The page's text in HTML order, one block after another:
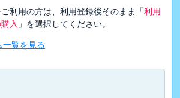
利用の方は、利用登録後そのまま「利用
入 」を選択してください。
一覧を見る